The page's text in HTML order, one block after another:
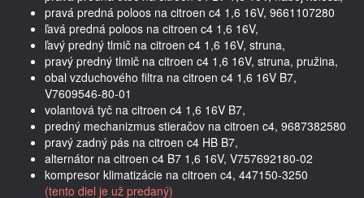
pravá predná poloos na citroen c4 1,6 16V, 9661107280
ľavá predná poloos na citroen c4 1,6 16V,
ľavý predný tlmič na citroen c4 1,6 16V, struna,
pravý predný tlmič na citroen c4 1,6 16V, struna, pružina,
obal vzduchového filtra na citroen c4 1,6 16V B7,
V7609546-80-01
volantová tyč na citroen c4 1,6 16V B7,
predný mechanizmus stieračov na citroen c4, 9687382580
pravý zadný pás na citroen c4 HB B7,
alternátor na citroen c4 B7 1,6 16V, V757692180-02
kompresor klimatizácie na citroen c4, 447150-3250
(tento diel je už predaný)